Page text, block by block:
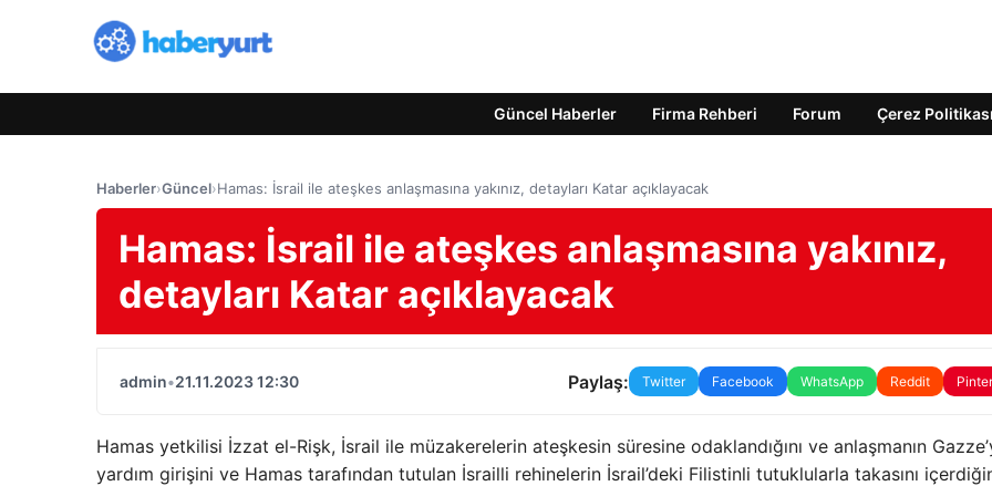
Güncel Haberler Firma Rehberi Forum Çerez Politikası
Haberler›Güncel›Hamas: İsrail ile ateşkes anlaşmasına yakınız, detayları Katar açıklayacak
Hamas: İsrail ile ateşkes anlaşmasına yakınız,
detayları Katar açıklayacak
admin•21.11.2023 12:30 Paylaş: Twitter Facebook WhatsApp Reddit
Hamas yetkilisi İzzat el-Rişk, İsrail ile müzakerelerin ateşkesin süresine odaklandığını ve anlaşmanın
yardım girişini ve Hamas tarafından tutulan İsrailli rehinelerin İsrail’deki Filistinli tutuklularla takasını